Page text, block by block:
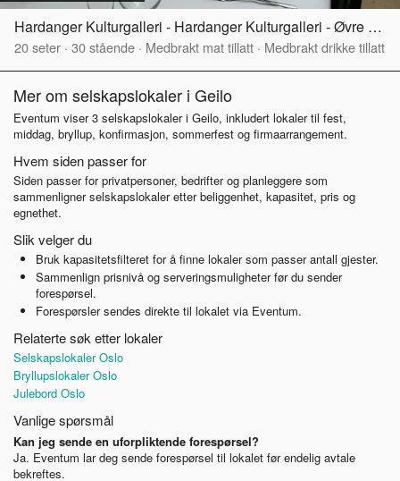
Hardanger Kulturgalleri - Hardanger Kulturgalleri - Øvre del
20seter · 30stående · Medbrakt mat tillatt · Medbrakt drikke tillatt
Mer om selskapslokaler i Geilo
Eventum viser 3 selskapslokaler i Geilo, inkludert lokaler til fest,
middag, bryllup, konfirmasjon, sommerfest og firmaarrangement.
Hvem siden passer for
Siden passer for privatpersoner, bedrifter og planleggere som
sammenligner selskapslokaler etter beliggenhet, kapasitet, pris og
egnethet.
Slik velger du
Bruk kapasitetsfilteret for å finne lokaler som passer antall gjester.
Sammenlign prisnivå og serveringsmuligheter før du sender
forespørsel.
Forespørsler sendes direkte til lokalet via Eventum.
Relaterte søk etter lokaler
Selskapslokaler Oslo
Bryllupslokaler Oslo
Julebord Oslo
Vanlige spørsmål
Kan jeg sende en uforpliktende forespørsel?
Ja. Eventum lar deg sende forespørsel til lokalet før endelig avtale
bekreftes.